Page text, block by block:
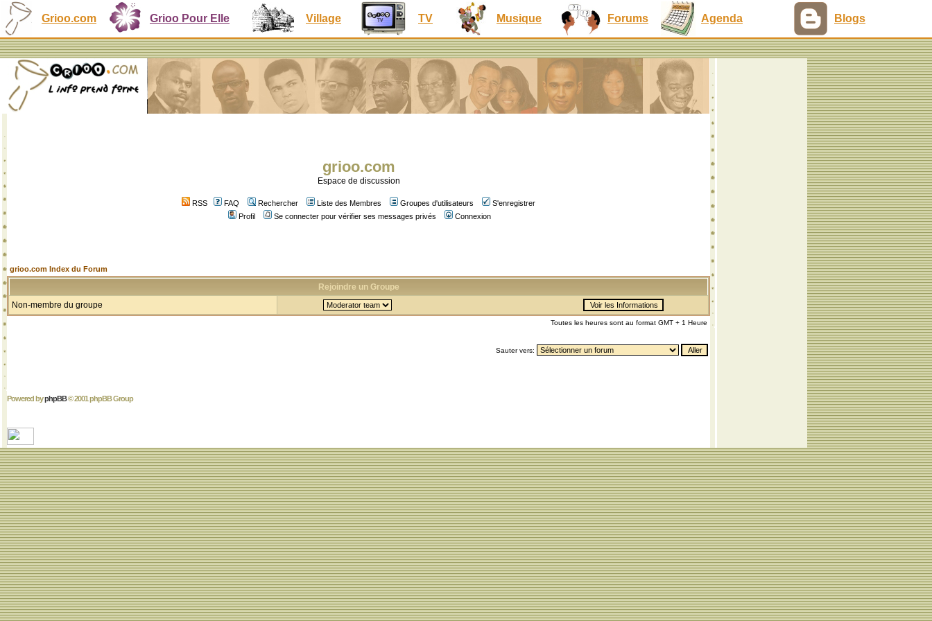
Grioo.com Grioo Pour Elle Village TV Musique Forums Agenda Blogs
grioo.com
Espace de discussion
RSS FAQ Rechercher Liste des Membres Groupes d'utilisateurs
S'enregistrer
Profil
Se connecter pour vérifier ses messages privés Connexion
grioo.com Index du Forum
Rejoindre un Groupe
Non-membre du groupe
Toutes les heures sont au format GMT + 1 Heure
Sauter vers:
Powered byphpBB© 2001 phpBB Group